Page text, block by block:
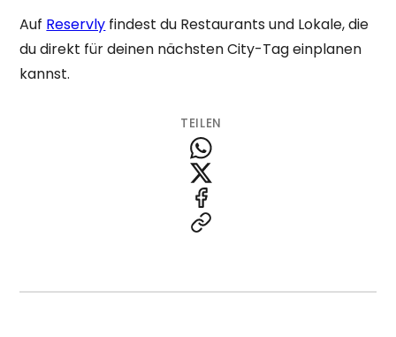
Auf Reservly findest du Restaurants und Lokale, die
du direkt für deinen nächsten City-Tag einplanen
kannst.
TEILEN